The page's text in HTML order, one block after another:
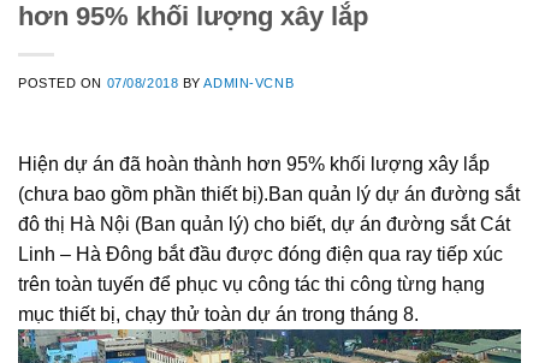
hơn 95% khối lượng xây lắp
POSTED ON 07/08/2018 BYADMIN-VCNB
Hiện dự án đã hoàn thành hơn 95% khối lượng xây lắp
(chưa bao gồm phần thiết bị).Ban quản lý dự án đường sắt
đô thị Hà Nội (Ban quản lý) cho biết, dự án đường sắt Cát
Linh – Hà Đông bắt đầu được đóng điện qua ray tiếp xúc
trên toàn tuyến để phục vụ công tác thi công từng hạng
mục thiết bị, chạy thử toàn dự án trong tháng 8.